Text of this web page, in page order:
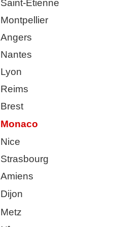
Saint-Étienne
Montpellier
Angers
Nantes
Lyon
Reims
Brest
Monaco
Nice
Strasbourg
Amiens
Dijon
Metz